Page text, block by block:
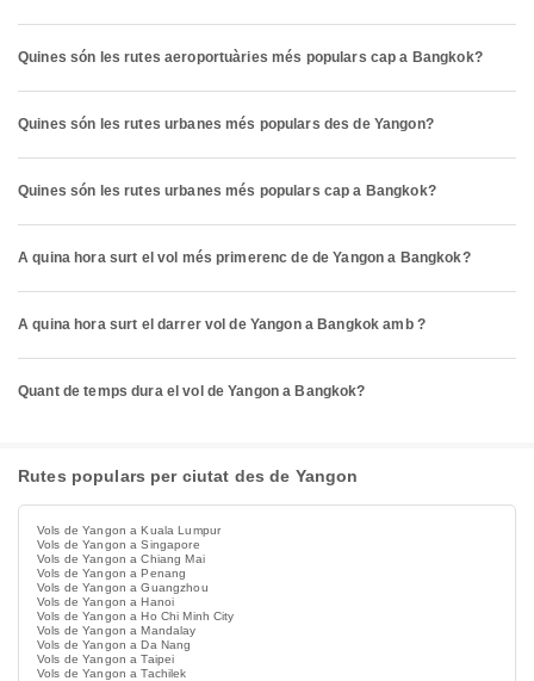
Quines són les rutes aeroportuàries més populars cap a Bangkok?
Quines són les rutes urbanes més populars des de Yangon?
Quines són les rutes urbanes més populars cap a Bangkok?
A quina hora surt el vol més primerenc de de Yangon a Bangkok?
A quina hora surt el darrer vol de Yangon a Bangkok amb ?
Quant de temps dura el vol de Yangon a Bangkok?
Rutes populars per ciutat des de Yangon
Vols de Yangon a Kuala Lumpur
Vols de Yangon a Singapore
Vols de Yangon a Chiang Mai
Vols de Yangon a Penang
Vols de Yangon a Guangzhou
Vols de Yangon a Hanoi
Vols de Yangon a Ho Chi Minh City
Vols de Yangon a Mandalay
Vols de Yangon a Da Nang
Vols de Yangon a Taipei
Vols de Yangon a Tachilek